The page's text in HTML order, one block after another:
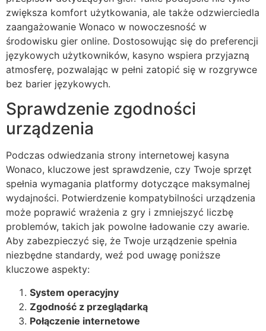
zwiększa komfort użytkowania, ale także odzwierciedla
zaangażowanie Wonaco w nowoczesność w
środowisku gier online. Dostosowując się do preferencji
językowych użytkowników, kasyno wspiera przyjazną
atmosferę, pozwalając w pełni zatopić się w rozgrywce
bez barier językowych.
Sprawdzenie zgodności
urządzenia
Podczas odwiedzania strony internetowej kasyna
Wonaco, kluczowe jest sprawdzenie, czy Twoje sprzęt
spełnia wymagania platformy dotyczące maksymalnej
wydajności. Potwierdzenie kompatybilności urządzenia
może poprawić wrażenia z gry i zmniejszyć liczbę
problemów, takich jak powolne ładowanie czy awarie.
Aby zabezpieczyć się, że Twoje urządzenie spełnia
niezbędne standardy, weź pod uwagę poniższe
kluczowe aspekty:
System operacyjny
Zgodność z przeglądarką
Połączenie internetowe